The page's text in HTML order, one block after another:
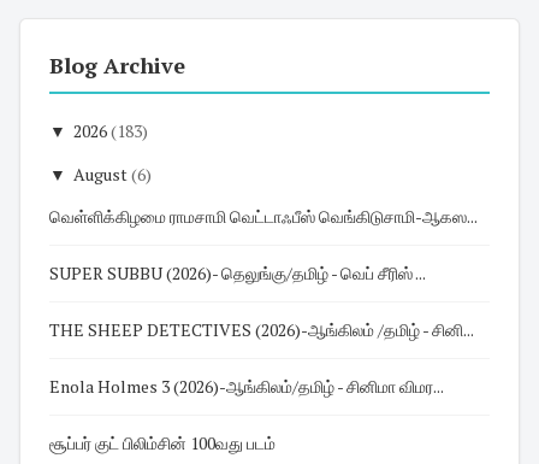
Blog Archive
▼ 2026(183)
▼ August(6)
வெள்ளிக்கிழமை ராமசாமி வெட்டாஃபீஸ் வெங்கிடுசாமி-ஆகஸ...
SUPER SUBBU (2026)- தெலுங்கு/தமிழ் - வெப் சீரிஸ் ...
THE SHEEP DETECTIVES (2026)-ஆங்கிலம் /தமிழ் - சினி...
Enola Holmes 3 (2026)-ஆங்கிலம்/தமிழ் - சினிமா விமர...
சூப்பர் குட் பிலிம்சின் 100வது படம்